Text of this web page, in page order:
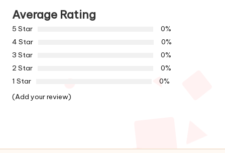
Average Rating
5 Star
0%
4 Star
0%
3 Star
0%
2 Star
0%
1 Star
0%
(Add your review)